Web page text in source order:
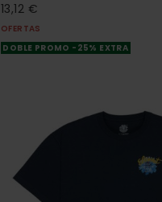
13,12 €
OFERTAS
DOBLE PROMO -25% EXTRA